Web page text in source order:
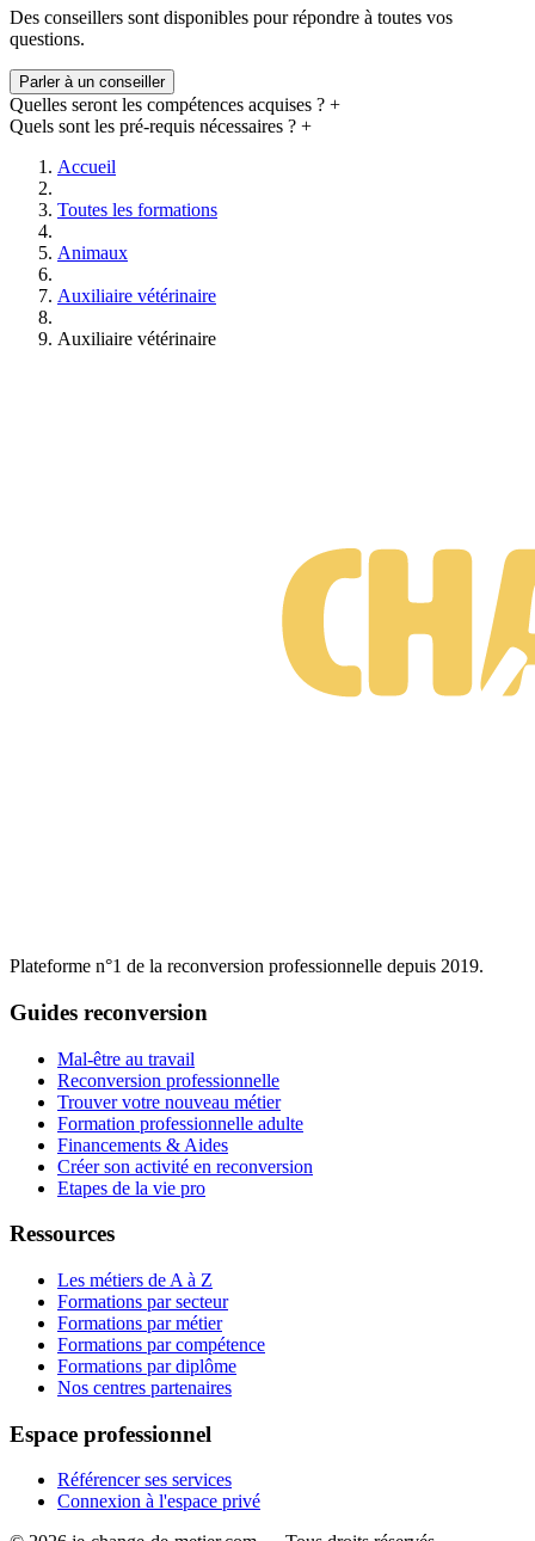
donc disponibles pour vous accompagner et vous guider par
téléphone et par mail à tout moment
échanger avec d’autres élèves grâce aux groupes d’entraide.
Des conseillers sont disponibles pour répondre à toutes vos
questions.
Parler à un conseiller
Quelles seront les compétences acquises ? +
Quels sont les pré-requis nécessaires ? +
Accueil
Toutes les formations
Animaux
Auxiliaire vétérinaire
Auxiliaire vétérinaire
Plateforme n°1 de la reconversion professionnelle depuis 2019.
Guides reconversion
Mal-être au travail
Reconversion professionnelle
Trouver votre nouveau métier
Formation professionnelle adulte
Financements & Aides
Créer son activité en reconversion
Etapes de la vie pro
Ressources
Les métiers de A à Z
Formations par secteur
Formations par métier
Formations par compétence
Formations par diplôme
Nos centres partenaires
Espace professionnel
Référencer ses services
Connexion à l'espace privé